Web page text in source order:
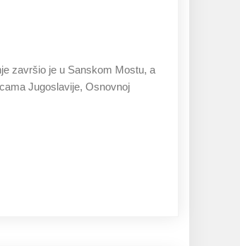
završio je u Sanskom Mostu, a
Jugoslavije, Osnovnoj